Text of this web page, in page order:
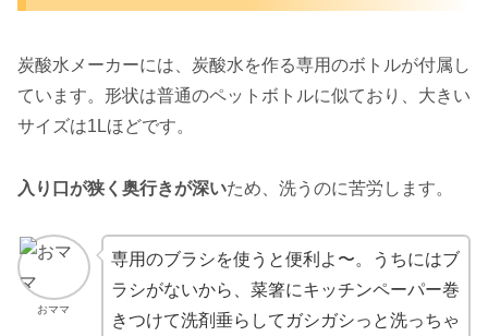
炭酸水メーカーには、炭酸水を作る専用のボトルが付属し
ています。形状は普通のペットボトルに似ており、大きい
サイズは1Lほどです。
入り口が狭く奥行きが深いため、洗うのに苦労します。
おママ
専用のブラシを使うと便利よ〜。うちにはブ
ラシがないから、菜箸にキッチンペーパー巻
きつけて洗剤垂らしてガシガシっと洗っちゃ